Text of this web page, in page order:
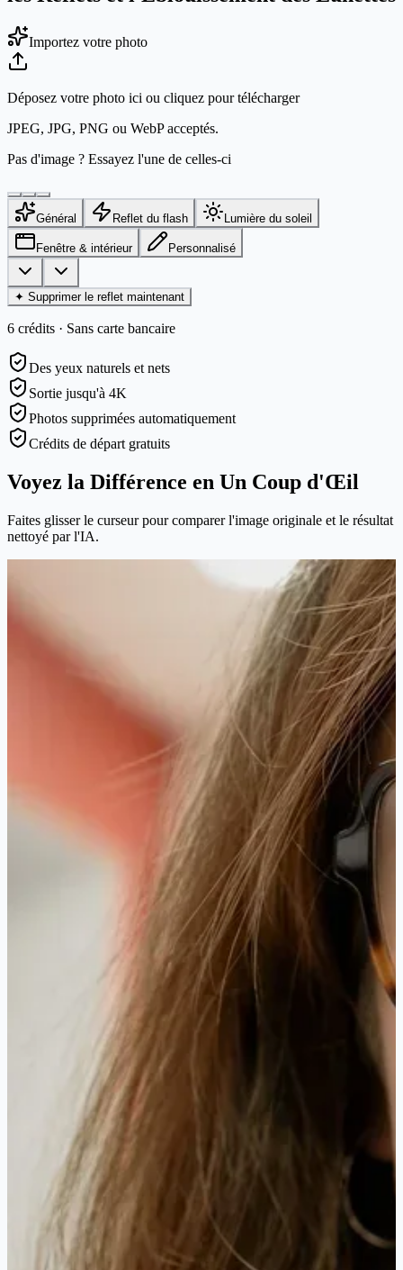
Importez votre photo
Déposez votre photo ici ou cliquez pour télécharger
JPEG, JPG, PNG ou WebP acceptés.
Pas d'image ? Essayez l'une de celles-ci
Général Reflet du flash Lumière du soleil
Fenêtre & intérieur Personnalisé
✦ Supprimer le reflet maintenant
6 crédits · Sans carte bancaire
Des yeux naturels et nets
Sortie jusqu'à 4K
Photos supprimées automatiquement
Crédits de départ gratuits
Voyez la Différence en Un Coup d'Œil
Faites glisser le curseur pour comparer l'image originale et le résultat
nettoyé par l'IA.